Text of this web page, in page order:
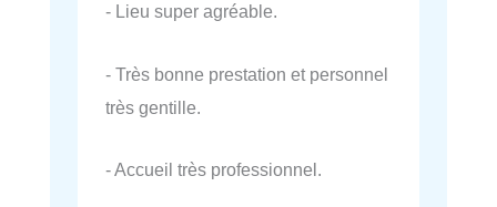
- Lieu super agréable.
- Très bonne prestation et personnel
très gentille.
- Accueil très professionnel.